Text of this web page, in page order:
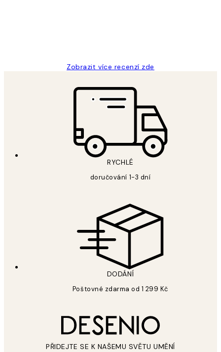
Zobrazit více recenzí zde
RYCHLÉ
doručování 1-3 dní
DODÁNÍ
Poštovné zdarma od 1 299 Kč
PŘIDEJTE SE K NAŠEMU SVĚTU UMĚNÍ